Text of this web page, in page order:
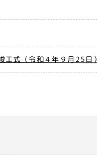
工式（令和４年９月25日）